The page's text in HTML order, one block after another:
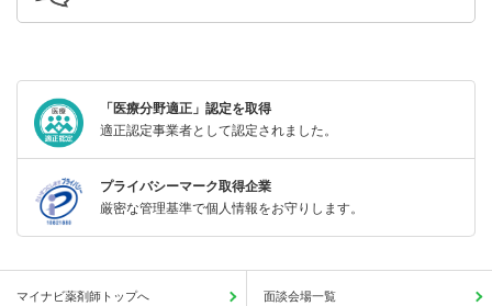
「医療分野適正」認定を取得
適正認定事業者として認定されました。
プライバシーマーク取得企業
厳密な管理基準で個人情報をお守りします。
マイナビ薬剤師トップへ 面談会場一覧